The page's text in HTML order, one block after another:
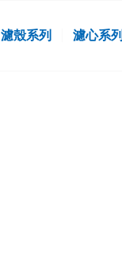
濾殼系列 濾心系列